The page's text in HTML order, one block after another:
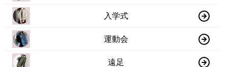
入学式
運動会
遠足